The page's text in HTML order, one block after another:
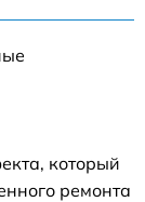
который
ремонта